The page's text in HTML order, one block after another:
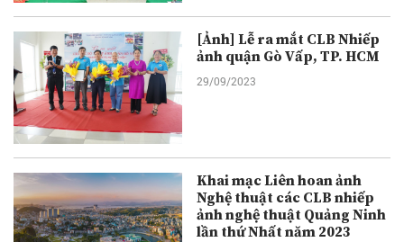
[Ảnh] Lễ ra mắt CLB Nhiếp
ảnh quận Gò Vấp, TP. HCM
29/09/2023
Khai mạc Liên hoan ảnh
Nghệ thuật các CLB nhiếp
ảnh nghệ thuật Quảng Ninh
lần thứ Nhất năm 2023